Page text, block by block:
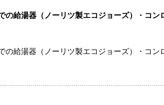
の給湯器（ノーリツ製エコジョーズ）・コン
の給湯器（ノーリツ製エコジョーズ）・コン